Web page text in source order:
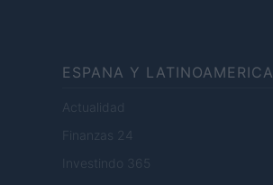
ESPANA Y LATINOAMERICA
Actualidad
Finanzas 24
Investindo 365